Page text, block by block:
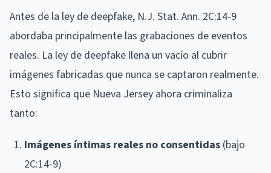
Antes de la ley de deepfake, N.J. Stat. Ann. 2C:14-9
abordaba principalmente las grabaciones de eventos
reales. La ley de deepfake llena un vacío al cubrir
imágenes fabricadas que nunca se captaron realmente.
Esto significa que Nueva Jersey ahora criminaliza
tanto:
Imágenes íntimas reales no consentidas (bajo
2C:14-9)